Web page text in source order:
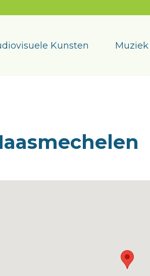
Kunsten Muziek